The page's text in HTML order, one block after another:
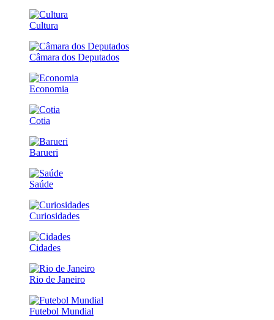
Cultura
Câmara dos Deputados
Economia
Cotia
Barueri
Saúde
Curiosidades
Cidades
Rio de Janeiro
Futebol Mundial